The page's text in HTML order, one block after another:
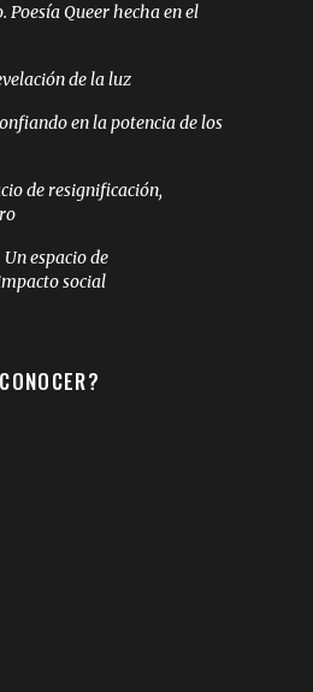
Queer hecha en el
de la luz
en la potencia de los
de resignificación,
espacio de
social